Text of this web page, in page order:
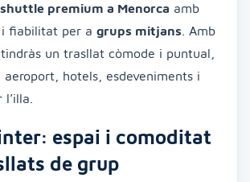
shuttle premium a Menorca amb
fiabilitat per a grups mitjans . Amb
, tindràs un trasllat còmode i puntual,
hotels, esdeveniments i
espai i comoditat
de grup